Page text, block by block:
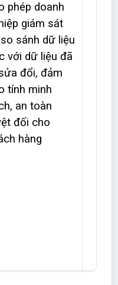
phép doanh
giám sát
sánh dữ liệu
với dữ liệu đã
đổi, đảm
tính minh
an toàn
đối cho
hàng